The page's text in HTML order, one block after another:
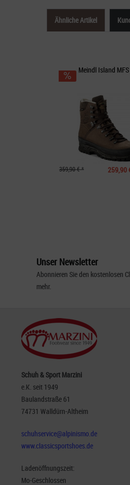
Ähnliche Artikel
259,90
359,90 € *
Meindl Island
Unser Newsletter
Abonnieren Sie den kostenlosen
mehr.
Schuh & Sport Marzini
e.K. seit 1949
Baulandstraße 61
74731 Walldürn-Altheim
schuhservice@alpinismo.de
www.classicsportshoes.de
Ladenöffnungszeit:
Mo-Geschlossen